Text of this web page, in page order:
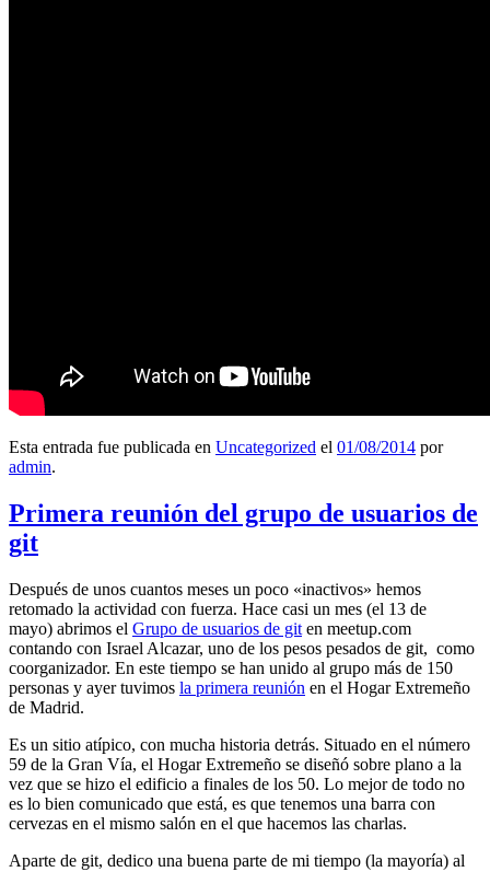
Esta entrada fue publicada en Uncategorized el 01/08/2014 por
admin.
Primera reunión del grupo de usuarios de
git
Después de unos cuantos meses un poco «inactivos» hemos
retomado la actividad con fuerza. Hace casi un mes (el 13 de
mayo) abrimos el Grupo de usuarios de git en meetup.com
contando con Israel Alcazar, uno de los pesos pesados de git, como
coorganizador. En este tiempo se han unido al grupo más de 150
personas y ayer tuvimos la primera reunión en el Hogar Extremeño
de Madrid.
Es un sitio atípico, con mucha historia detrás. Situado en el número
59 de la Gran Vía, el Hogar Extremeño se diseñó sobre plano a la
vez que se hizo el edificio a finales de los 50. Lo mejor de todo no
es lo bien comunicado que está, es que tenemos una barra con
cervezas en el mismo salón en el que hacemos las charlas.
Aparte de git, dedico una buena parte de mi tiempo (la mayoría) al